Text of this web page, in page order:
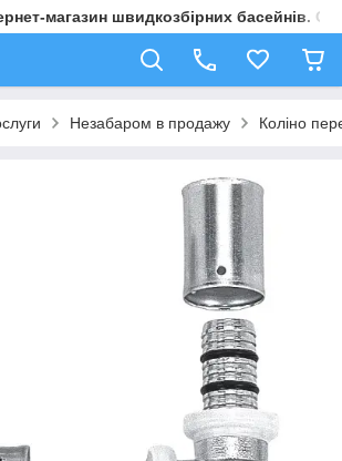
магазин швидкозбірних басейнів.
Незабаром в продажу Коліно